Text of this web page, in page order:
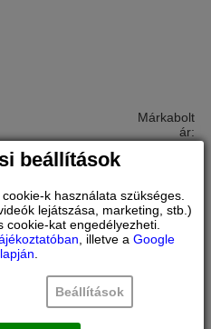
Márkabolt
ár:
Súly: 1 kg
beállítások
k használata szükséges.
lejátszása, marketing, stb.)
cookie-kat engedélyezheti.
, illetve a Google
Beállítások